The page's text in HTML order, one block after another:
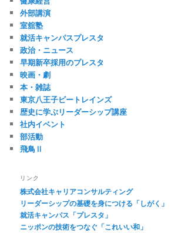
外部講演
室舘塾
就活キャンパスプレスタ
政治・ニュース
早期新卒採用のプレスタ
映画・劇
本・雑誌
東京八王子ビートレインズ
歴史に学ぶリーダーシップ講座
社内イベント
部活動
飛鳥Ⅱ
リンク
株式会社キャリアコンサルティング
リーダーシップの基礎を身につける「しがく」
就活キャンパス「プレスタ」
ニッポンの技術をつなぐ「これいい和」